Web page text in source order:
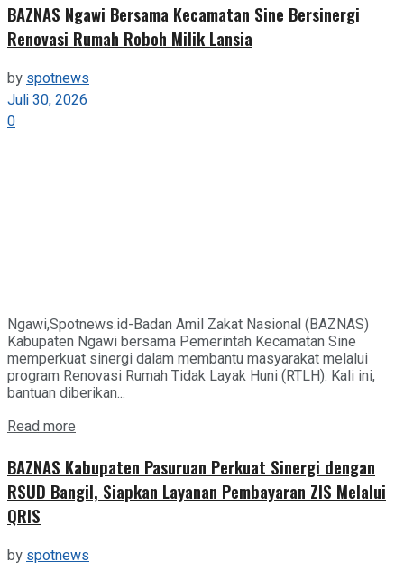
BAZNAS Ngawi Bersama Kecamatan Sine Bersinergi
Renovasi Rumah Roboh Milik Lansia
byspotnews
Juli 30, 2026
0
Ngawi,Spotnews.id-Badan Amil Zakat Nasional (BAZNAS)
Kabupaten Ngawi bersama Pemerintah Kecamatan Sine
memperkuat sinergi dalam membantu masyarakat melalui
program Renovasi Rumah Tidak Layak Huni (RTLH). Kali ini,
bantuan diberikan...
Read more
BAZNAS Kabupaten Pasuruan Perkuat Sinergi dengan
RSUD Bangil, Siapkan Layanan Pembayaran ZIS Melalui
QRIS
by spotnews